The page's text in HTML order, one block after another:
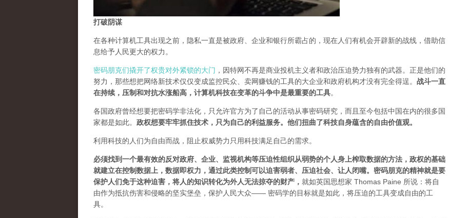
打破阴谋
在各种计算机工具出现之前，隐私一直是被政府、企业和银行所霸占的，现在人们有机会开辟新的战线，借助信
息给予人民更大的权力。
密码朋克们撬开了权贵对外紧锁的大门 ，因特网不再是商业投机主义者和政治压迫势力独有的武器。正是他们的
努力，那些想把网络新技术仅仅变成监控民众、卖网赚钱的工具的大企业和政府机构才没有完全得逞。 战斗一直
在持续，压制和对抗水涨船高，计算机科技在变革的斗争中是最重要的工具。
各国政府曾经想要把密码学非法化，只允许官方为了自己的活动从事密码研究，而且至今包括中国在内的很多国
家都是如此。 政权想要牢牢抓住技术，只为自己的利益服务。他们扭曲了科技自身蕴含的自由价值观。
利用科技的人们为自由而战，阻止权威势力只用科技满足自己的需求。
必须找到一个最有效的反对政府、企业、监视机构等压迫性组织从弱势的个人身上榨取数据的方法，政权的基础
就建立在控制数据上，数据即权力，通过此类控制可以迫害弱者、压迫社会、让人闭嘴。密码朋克的精神就是要
保护人们免于这种迫害，将人的知识转化为外人无法掠夺的财产 ， 就如英国思想家 Thomas Paine 所说：将自
由作为抵抗伤害和侵略的坚实堡垒，保护人民大众—— 密码学的目标就是如此，将压迫的工具变成自由的工
具。